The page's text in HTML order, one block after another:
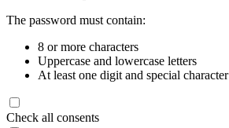
The password must contain:
8 or more characters
Uppercase and lowercase letters
At least one digit and special character
Check all consents